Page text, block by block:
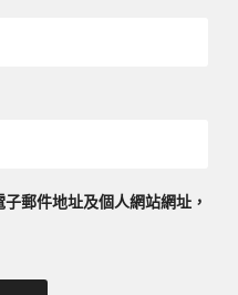
郵件地址及個人網站網址，